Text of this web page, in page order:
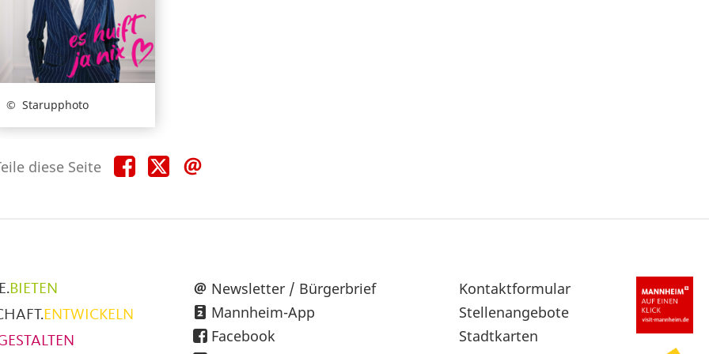
Starupphoto
diese Seite Teile
diese
Teile
diese
BIETEN
ENTWICKELN
Newsletter / Bürgerbrief
Mannheim-App
Facebook
Sekundärnavigation
im
Fußbereich
Kontaktformular
Stellenangebote
Stadtkarten